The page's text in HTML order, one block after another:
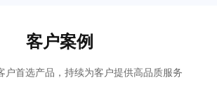
客户案例
户首选产品，持续为客户提供高品质服务